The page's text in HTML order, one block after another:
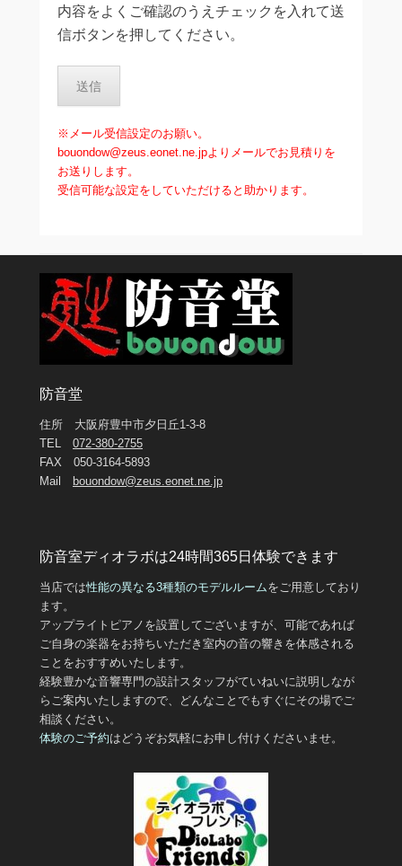
内容をよくご確認のうえチェックを入れて送
信ボタンを押してください。
※メール受信設定のお願い。
bouondow@zeus.eonet.ne.jpよりメールでお見積りを
お送りします。
受信可能な設定をしていただけると助かります。
防音堂
住所 大阪府豊中市夕日丘1-3-8
TEL 072-380-2755
FAX 050-3164-5893
Mail
bouondow@zeus.eonet.ne.jp
防音室ディオラボは24時間365日体験できます
当店では性能の異なる3種類のモデルルームをご用意しており
ます。
アップライトピアノを設置してございますが、可能であれば
ご自身の楽器をお持ちいただき室内の音の響きを体感される
ことをおすすめいたします。
経験豊かな音響専門の設計スタッフがていねいに説明しなが
らご案内いたしますので、どんなことでもすぐにその場でご
相談ください。
体験のご予約はどうぞお気軽にお申し付けくださいませ。